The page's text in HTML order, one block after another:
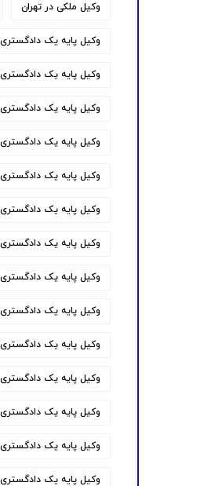
وکیل ملکی در تهران
وکیل پایه یک دادگستری
وکیل پایه یک دادگستری
وکیل پایه یک دادگستری
وکیل پایه یک دادگستری
وکیل پایه یک
وکیل پایه یک
وکیل پایه یک
وکیل پایه یک دادگستری
وکیل پایه یک
وکیل پایه یک
وکیل پایه یک
وکیل پایه یک
وکیل پایه یک
وکیل پایه یک